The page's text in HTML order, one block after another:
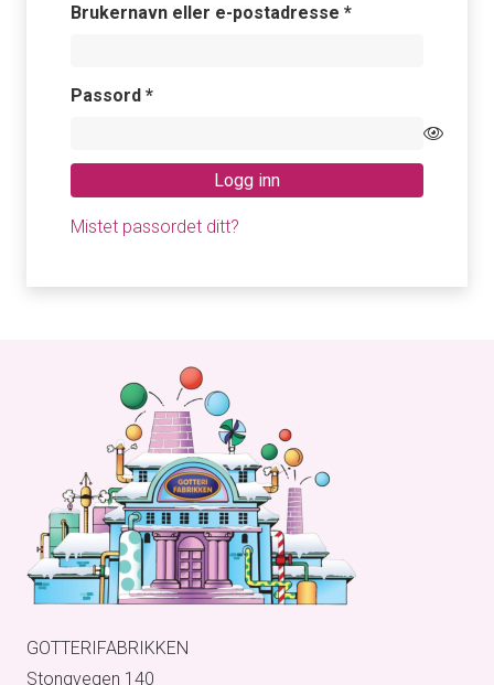
Brukernavn eller e-postadresse *Påkrevd
Passord *Påkrevd
Logg inn
Mistet passordet ditt?
GOTTERIFABRIKKEN
Stongvegen 140